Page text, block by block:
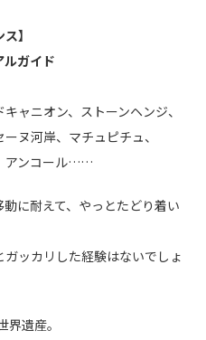
】
ルガイド
ャニオン、ストーンヘンジ、
ヌ河岸、マチュピチュ、
アンコール……
に耐えて、やっとたどり着い
ッカリした経験はないでしょ
遺産。